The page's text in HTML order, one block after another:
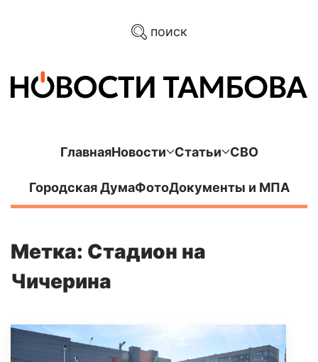
поиск
ГлавнаяНовости Статьи СВО
Городская ДумаФотоДокументы и МПА
Метка: Стадион на
Чичерина